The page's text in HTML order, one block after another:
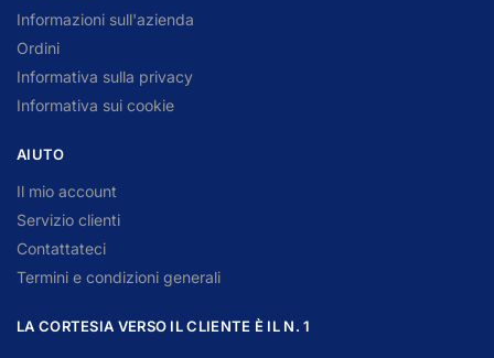
Informazioni sull'azienda
Ordini
Informativa sulla privacy
Informativa sui cookie
AIUTO
Il mio account
Servizio clienti
Contattateci
Termini e condizioni generali
LA CORTESIA VERSO IL CLIENTE È IL N. 1